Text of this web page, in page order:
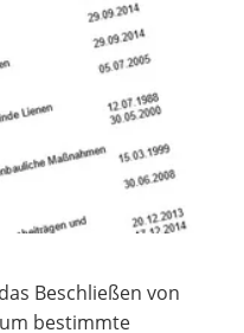
Beschließen von
bestimmte